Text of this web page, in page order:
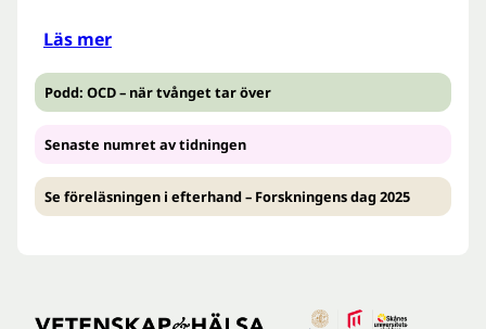
Läs mer
Podd: OCD – när tvånget tar över
Senaste numret av tidningen
Se föreläsningen i efterhand – Forskningens dag 2025